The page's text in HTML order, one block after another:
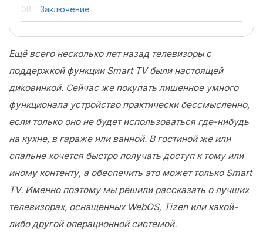
Заключение
Ещё всего несколько лет назад телевизоры с
поддержкой функции Smart TV были настоящей
диковинкой. Сейчас же покупать лишенное умного
функционала устройство практически бессмысленно,
если только оно не будет использоваться где-нибудь
на кухне, в гараже или ванной. В гостиной же или
спальне хочется быстро получать доступ к тому или
иному контенту, а обеспечить это может только Smart
TV. Именно поэтому мы решили рассказать о лучших
телевизорах, оснащенных WebOS, Tizen или какой-
либо другой операционной системой.